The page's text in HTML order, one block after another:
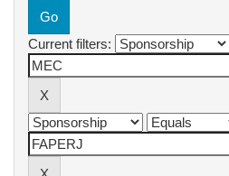
Current filters: